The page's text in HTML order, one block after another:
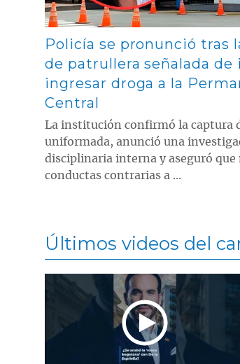
Policía se pronunció tras
de patrullera señalada
ingresar droga a la
Central
La institución confirmó la captura
uniformada, anunció una
disciplinaria interna y aseguró que
conductas contrarias a ...
Últimos videos del